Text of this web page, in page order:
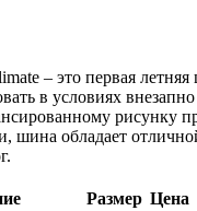
– это первая
в условиях
рисунку
шина обладает
Размер Цена